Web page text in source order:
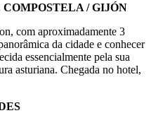
COMPOSTELA / GIJÓN
com aproximadamente 3
da cidade e conhecer
essencialmente pela sua
asturiana. Chegada no hotel,